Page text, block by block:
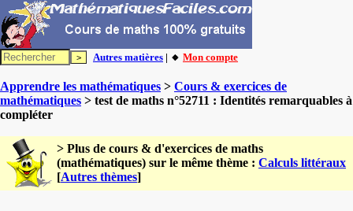
Autres matières | 🔸 Mon compte
Apprendre les mathématiques > Cours & exercices de
mathématiques > test de maths n°52711 : Identités remarquables à
compléter
> Plus de cours & d'exercices de maths
(mathématiques) sur le même thème : Calculs littéraux
[Autres thèmes]